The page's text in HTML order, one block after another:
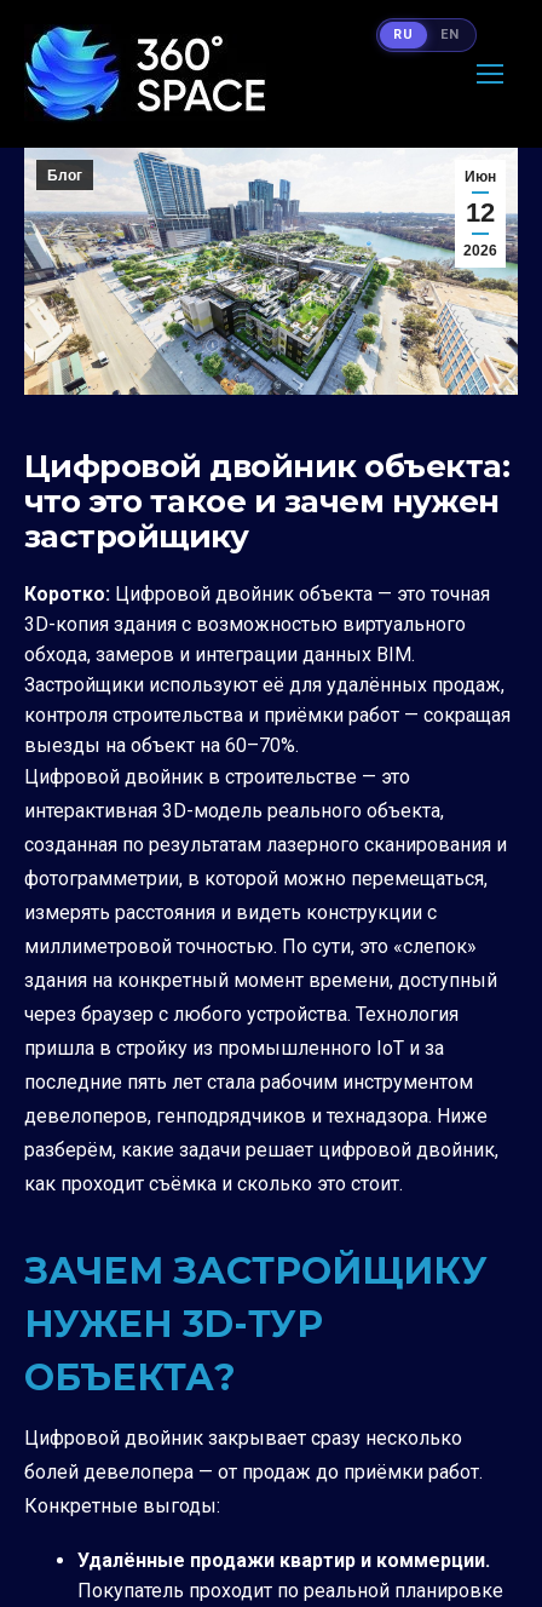
Июн
12
2026
Блог
Цифровой двойник объекта:
что это такое и зачем нужен
застройщику
Коротко: Цифровой двойник объекта — это точная
3D-копия здания с возможностью виртуального
обхода, замеров и интеграции данных BIM.
Застройщики используют её для удалённых продаж,
контроля строительства и приёмки работ — сокращая
выезды на объект на 60–70%.
Цифровой двойник в строительстве — это
интерактивная 3D-модель реального объекта,
созданная по результатам лазерного сканирования и
фотограмметрии, в которой можно перемещаться,
измерять расстояния и видеть конструкции с
миллиметровой точностью. По сути, это «слепок»
здания на конкретный момент времени, доступный
через браузер с любого устройства. Технология
пришла в стройку из промышленного IoT и за
последние пять лет стала рабочим инструментом
девелоперов, генподрядчиков и технадзора. Ниже
разберём, какие задачи решает цифровой двойник,
как проходит съёмка и сколько это стоит.
ЗАЧЕМ ЗАСТРОЙЩИКУ
НУЖЕН 3D-ТУР
ОБЪЕКТА?
Цифровой двойник закрывает сразу несколько
болей девелопера — от продаж до приёмки работ.
Конкретные выгоды:
Удалённые продажи квартир и коммерции.
Покупатель проходит по реальной планировке
RU EN